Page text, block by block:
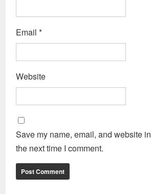
Email*
Website
Save my name, email, and website
the next time I comment.